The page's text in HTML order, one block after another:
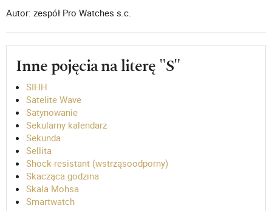
Autor: zespół Pro Watches s.c.
Inne pojęcia na literę "S"
SIHH
Satelite Wave
Satynowanie
Sekularny kalendarz
Sekunda
Sellita
Shock-resistant (wstrząsoodporny)
Skacząca godzina
Skala Mohsa
Smartwatch